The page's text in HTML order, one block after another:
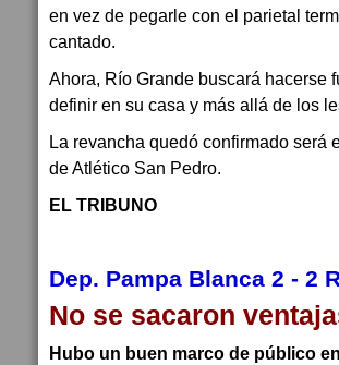
en vez de pegarle con el parietal
cantado.
Ahora, Río Grande buscará hacerse
definir en su casa y más allá de los
La revancha quedó confirmado será
de Atlético San Pedro.
EL TRIBUNO
Dep. Pampa Blanca 2 - 2
No se sacaron
Hubo un buen marco de público